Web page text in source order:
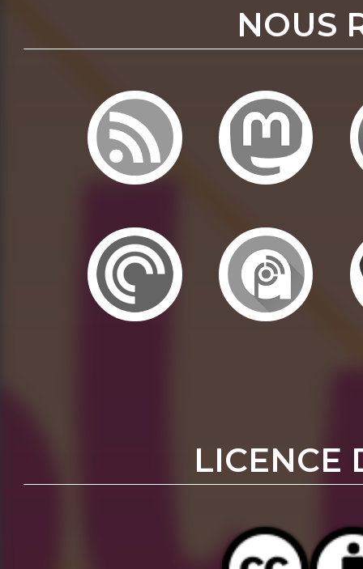
NOUS
LICENCE